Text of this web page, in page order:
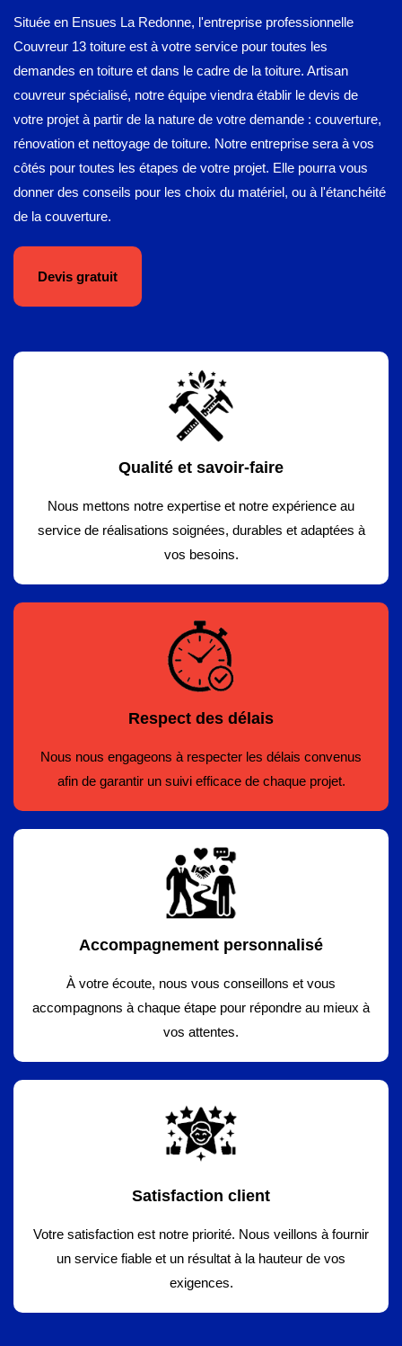
Située en Ensues La Redonne, l'entreprise professionnelle
Couvreur 13 toiture est à votre service pour toutes les
demandes en toiture et dans le cadre de la toiture. Artisan
couvreur spécialisé, notre équipe viendra établir le devis de
votre projet à partir de la nature de votre demande : couverture,
rénovation et nettoyage de toiture. Notre entreprise sera à vos
côtés pour toutes les étapes de votre projet. Elle pourra vous
donner des conseils pour les choix du matériel, ou à l'étanchéité
de la couverture.
Devis gratuit
Qualité et savoir-faire
Nous mettons notre expertise et notre expérience au
service de réalisations soignées, durables et adaptées à
vos besoins.
Respect des délais
Nous nous engageons à respecter les délais convenus
afin de garantir un suivi efficace de chaque projet.
Accompagnement personnalisé
À votre écoute, nous vous conseillons et vous
accompagnons à chaque étape pour répondre au mieux à
vos attentes.
Satisfaction client
Votre satisfaction est notre priorité. Nous veillons à fournir
un service fiable et un résultat à la hauteur de vos
exigences.